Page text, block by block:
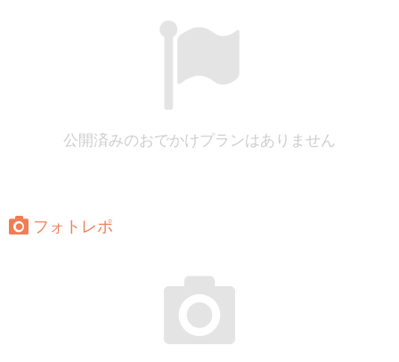
公開済みのおでかけプランはありません
フォトレポ